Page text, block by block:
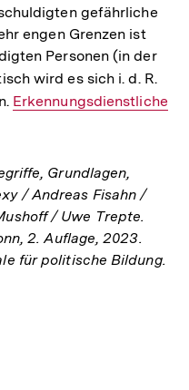
gefährliche
engen Grenzen ist
Personen (in der
wird es sich i. d. R.
Interner
Erkennungsdienstliche
Grundlagen,
/ Andreas Fisahn /
/ Uwe Trepte.
2. Auflage, 2023.
für politische Bildung.